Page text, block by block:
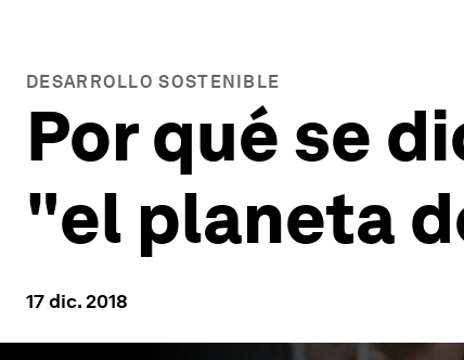
DESARROLLO SOSTENIBLE
Por qué se
"el planeta
17 dic. 2018